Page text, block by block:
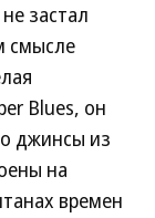
застал
смысле
Blues, он
джинсы из
на
времен